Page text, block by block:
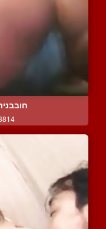
3814